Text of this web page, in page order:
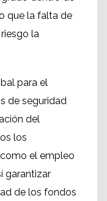
que la falta de
la
para el
de seguridad
del
los
el empleo
garantizar
de los fondos